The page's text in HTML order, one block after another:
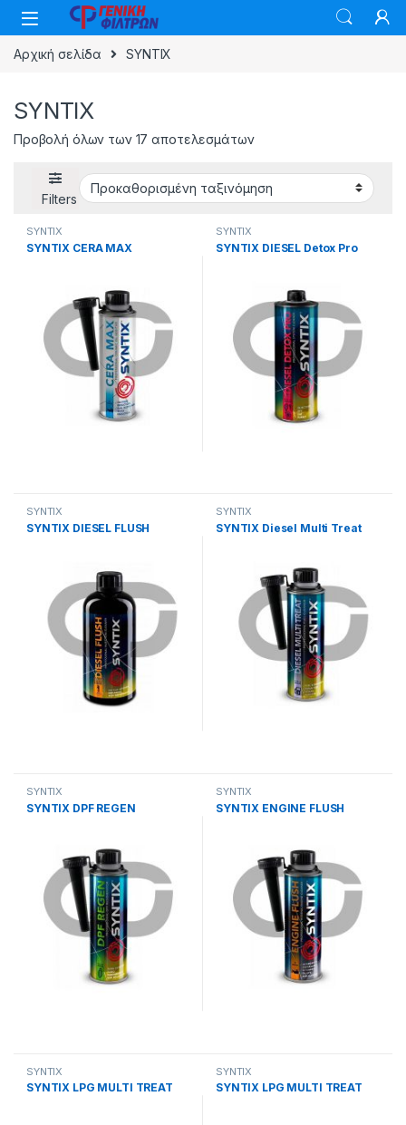
Skip to navigation
Skip to content
Αρχική σελίδα SYNTIX
SYNTIX
Προβολή όλων των 17 αποτελεσμάτων
Filters
SYNTIX
SYNTIX CERA MAX
SYNTIX
SYNTIX DIESEL Detox Pro
SYNTIX
SYNTIX DIESEL FLUSH
SYNTIX
SYNTIX Diesel Multi Treat
SYNTIX
SYNTIX DPF REGEN
SYNTIX
SYNTIX ENGINE FLUSH
SYNTIX
SYNTIX LPG MULTI TREAT
SYNTIX
SYNTIX LPG MULTI TREAT